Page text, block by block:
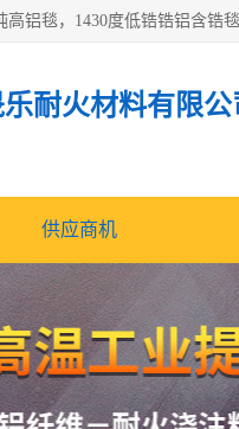
耐火材料有限公
供应商机